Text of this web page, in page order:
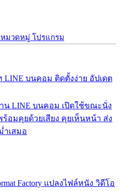
มวดหมู่ โปรแกรม
LINE บนคอม ติดตั้งง่าย อัปเดต
น LINE บนคอม เปิดใช้ขณะนั่ง
อมคุยด้วยเสียง คุยเห็นหน้า ส่ง
ำเสมอ
Factory แปลงไฟล์หนัง วิดีโอ